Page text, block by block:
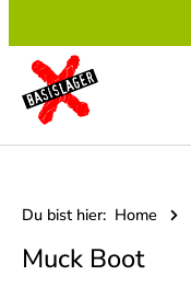
Du bist hier: Home
Muck Boot